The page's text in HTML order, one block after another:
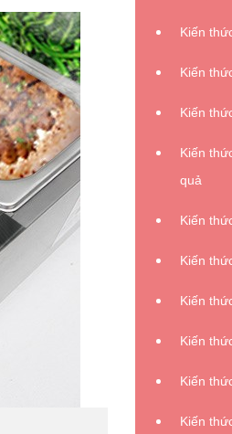
Kiến
Kiến
Kiến
Kiến
quả
Kiến
Kiến
Kiến
Kiến
Kiến
Kiến